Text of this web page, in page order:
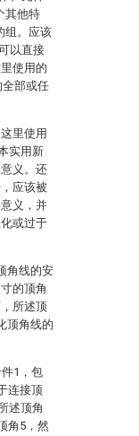
其他特
组。应该
以直接
使用的
全部或任
里使用
实用新
义。还
应该被
义，并
或过于
角线的安
的顶角
所述顶
顶角线的
1，包
连接顶
述顶角
角5，然